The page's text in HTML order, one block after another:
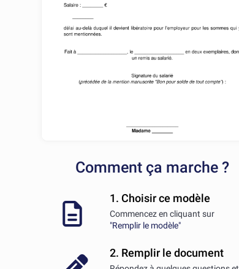
Comment ça marche ?
1. Choisir ce modèle
Commencez en cliquant sur
"Remplir le modèle"
2. Remplir le document